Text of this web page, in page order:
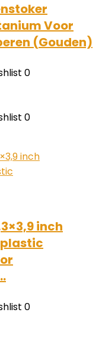
Voor
(Gouden)
0
0
inch
0